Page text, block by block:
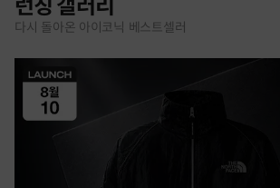
런칭 갤러리
다시 돌아온 아이코닉 베스트셀러